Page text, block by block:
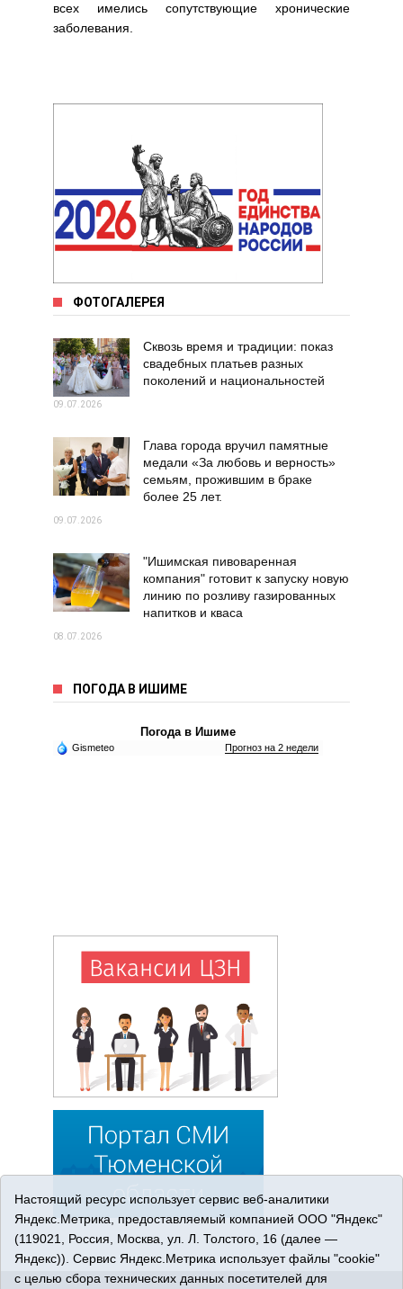
всех имелись сопутствующие хронические
заболевания.
ФОТОГАЛЕРЕЯ
Сквозь время и традиции: показ
свадебных платьев разных
поколений и национальностей
09.07.2026
Глава города вручил памятные
медали «За любовь и верность»
семьям, прожившим в браке
более 25 лет.
09.07.2026
"Ишимская пивоваренная
компания" готовит к запуску новую
линию по розливу газированных
напитков и кваса
08.07.2026
ПОГОДА В ИШИМЕ
Погода в Ишиме
Gismeteo Прогноз на 2 недели
Настоящий ресурс использует сервис веб-аналитики
Яндекс.Метрика, предоставляемый компанией ООО "Яндекс"
(119021, Россия, Москва, ул. Л. Толстого, 16 (далее —
Яндекс)). Сервис Яндекс.Метрика использует файлы "cookie"
с целью сбора технических данных посетителей для